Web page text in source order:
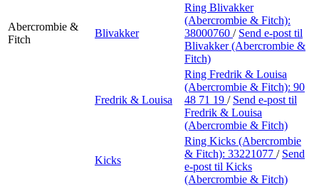
Abercrombie &
Fitch
Blivakker
Ring Blivakker
(Abercrombie & Fitch):
38000760 / Send e-post til
Blivakker (Abercrombie &
Fitch)
Fredrik & Louisa
Ring Fredrik & Louisa
(Abercrombie & Fitch): 90
48 71 19 / Send e-post til
Fredrik & Louisa
(Abercrombie & Fitch)
Kicks
Ring Kicks (Abercrombie
& Fitch): 33221077 / Send
e-post til Kicks
(Abercrombie & Fitch)